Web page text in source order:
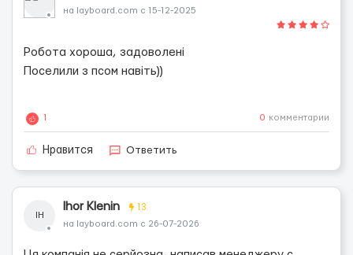
на layboard.com с 15-12-2025
Робота хороша, задоволені
Поселили з псом навіть))
1 0 комментарии
Нравится Ответить
IH
Ihor Klenin 13
на layboard.com с 26-07-2026